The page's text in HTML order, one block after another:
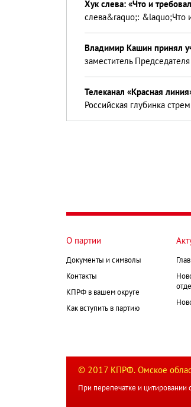
Хук слева: «Что и
слева&raquo;: &laquo;Что
Владимир Кашин принял
заместитель
Телеканал «Красная
Российская глубинка
О партии
Документы и символы
Контакты
КПРФ в вашем округе
Как вступить в партию
© 2017 КПРФ. Омское
При перепечатке и